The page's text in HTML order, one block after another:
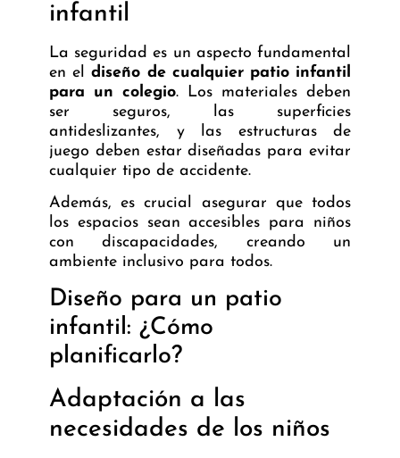
infantil
La seguridad es un aspecto fundamental
en eldiseño de cualquier patio infantil
para un colegio. Los materiales deben
ser seguros, las superficies
antideslizantes, y las estructuras de
juego deben estar diseñadas para evitar
cualquier tipo de accidente.
Además, es crucial asegurar que todos
los espacios sean accesibles para niños
con discapacidades, creando un
ambiente inclusivo para todos.
Diseño para un patio
infantil: ¿Cómo
planificarlo?
Adaptación a las
necesidades de los niños